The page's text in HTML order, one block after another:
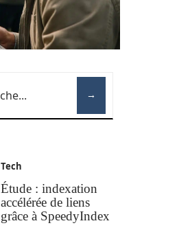
Tech
Étude : indexation
accélérée de liens
grâce à SpeedyIndex